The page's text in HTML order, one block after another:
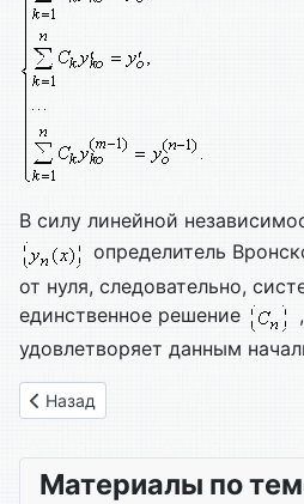
В силу линейной
определитель
от нуля, следовательно,
единственное решение
удовлетворяет данным
Предыдущий: 4.04.
Назад
Материалы по